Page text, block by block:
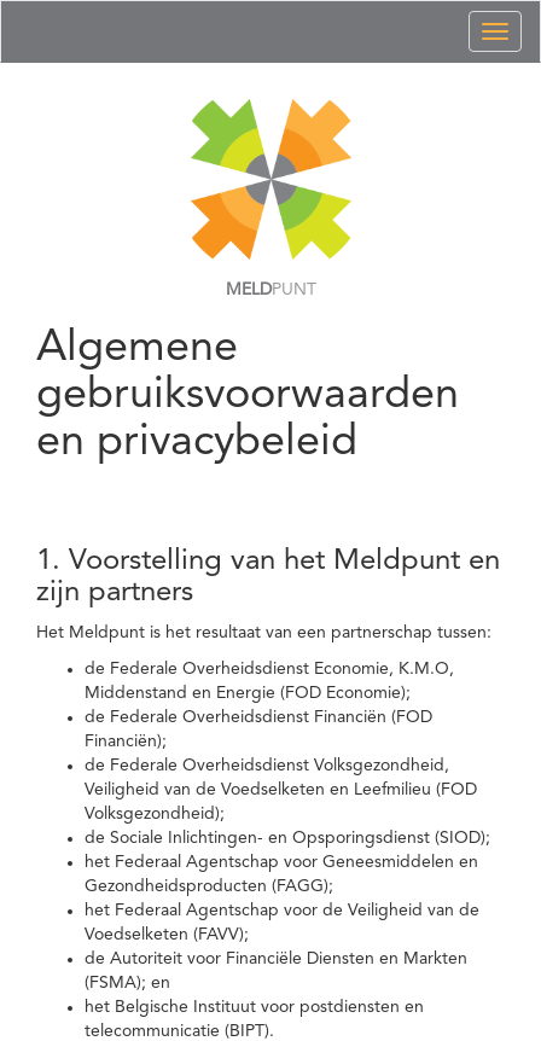
MELDPUNT
Algemene
gebruiksvoorwaarden
en privacybeleid
1. Voorstelling van het Meldpunt en
zijn partners
Het Meldpunt is het resultaat van een partnerschap tussen:
de Federale Overheidsdienst Economie, K.M.O,
Middenstand en Energie (FOD Economie);
de Federale Overheidsdienst Financiën (FOD
Financiën);
de Federale Overheidsdienst Volksgezondheid,
Veiligheid van de Voedselketen en Leefmilieu (FOD
Volksgezondheid);
de Sociale Inlichtingen- en Opsporingsdienst (SIOD);
het Federaal Agentschap voor Geneesmiddelen en
Gezondheidsproducten (FAGG);
het Federaal Agentschap voor de Veiligheid van de
Voedselketen (FAVV);
de Autoriteit voor Financiële Diensten en Markten
(FSMA); en
het Belgische Instituut voor postdiensten en
telecommunicatie (BIPT).